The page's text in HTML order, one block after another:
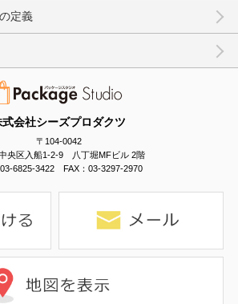
式会社シーズプロダクツ
〒104-0042
央区入船1-2-9 八丁堀MFビル 2階
6825-3422 FAX：03-3297-2970
定義